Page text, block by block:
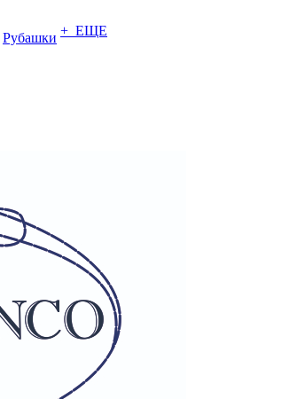
Рубашки + ЕЩЕ